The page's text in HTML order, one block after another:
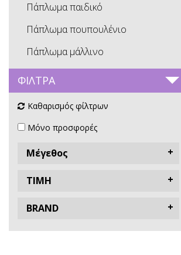
Πάπλωμα παιδικό
Πάπλωμα πουπουλένιο
Πάπλωμα μάλλινο
ΦΙΛΤΡΑ
Καθαρισμός φίλτρων
Μόνο προσφορές
Μέγεθος
ΤΙΜΗ
BRAND